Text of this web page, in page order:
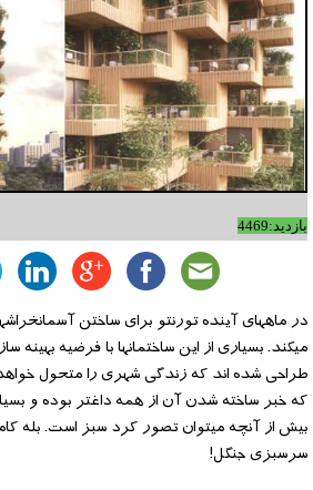
بازدید:4469
در ماههای آینده تورنتو برای ساختن
میکند. بسیاری از این ساختمانها با فرضیه
طراحی شده اند که زندگی شهری را متحول
که خبر ساخته شدن آن از همه داغتر بوده و
بیش از آنچه میتوان تصور کرد سبز است. بله
سرسبزی جنگل!